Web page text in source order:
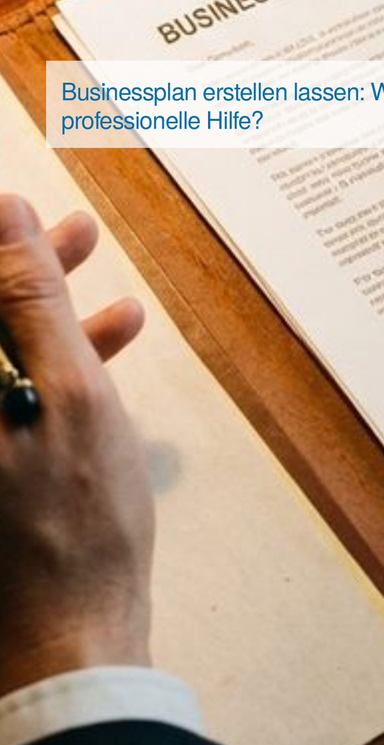
Businessplan erstellen lassen:
professionelle Hilfe?